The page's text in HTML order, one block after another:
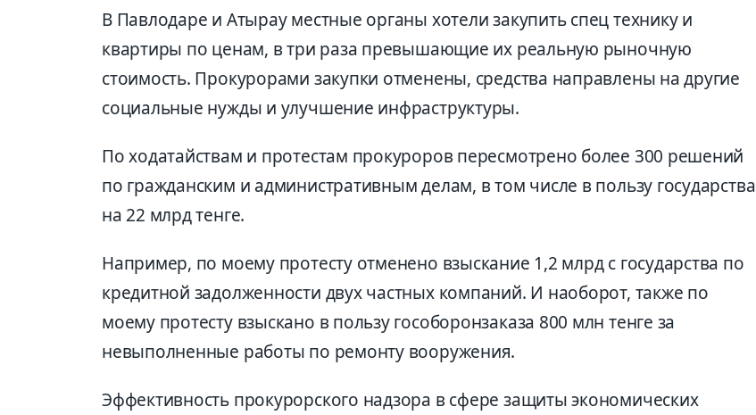
В Павлодаре и Атырау местные органы хотели закупить спец технику и
квартиры по ценам, в три раза превышающие их реальную рыночную
стоимость. Прокурорами закупки отменены, средства направлены на другие
социальные нужды и улучшение инфраструктуры.
По ходатайствам и протестам прокуроров пересмотрено более 300 решений
по гражданским и административным делам, в том числе в пользу государства
на 22 млрд тенге.
Например, по моему протесту отменено взыскание 1,2 млрд с государства по
кредитной задолженности двух частных компаний. И наоборот, также по
моему протесту взыскано в пользу гособоронзаказа 800 млн тенге за
невыполненные работы по ремонту вооружения.
Эффективность прокурорского надзора в сфере защиты экономических